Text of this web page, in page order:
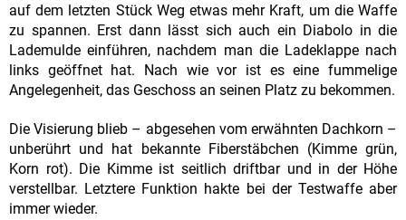
auf dem letzten Stück Weg etwas mehr Kraft, um die Waffe
zu spannen. Erst dann lässt sich auch ein Diabolo in die
Lademulde einführen, nachdem man die Ladeklappe nach
links geöffnet hat. Nach wie vor ist es eine fummelige
Angelegenheit, das Geschoss an seinen Platz zu bekommen.
Die Visierung blieb – abgesehen vom erwähnten Dachkorn –
unberührt und hat bekannte Fiberstäbchen (Kimme grün,
Korn rot). Die Kimme ist seitlich driftbar und in der Höhe
verstellbar. Letztere Funktion hakte bei der Testwaffe aber
immer wieder.